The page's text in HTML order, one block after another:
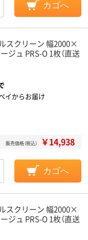
カゴへ
スクリーン 幅2000×
ジュ PRS-O 1枚（直送
イからお届け
販売価格（税込） ￥14,938
カゴへ
スクリーン 幅2000×
ジュ PRS-O 1枚（直送